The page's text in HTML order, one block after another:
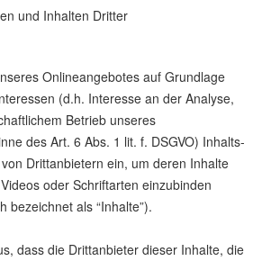
und Inhalten Dritter
Onlineangebotes auf Grundlage
(d.h. Interesse an der Analyse,
Betrieb unseres
des Art. 6 Abs. 1 lit. f. DSGVO) Inhalts-
Drittanbietern ein, um deren Inhalte
oder Schriftarten einzubinden
bezeichnet als “Inhalte”).
dass die Drittanbieter dieser Inhalte, die